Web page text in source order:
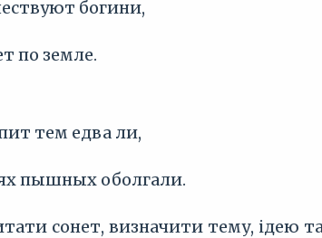
богини,
по земле.
тем едва ли,
пышных оболгали.
сонет, визначити тему, ідею